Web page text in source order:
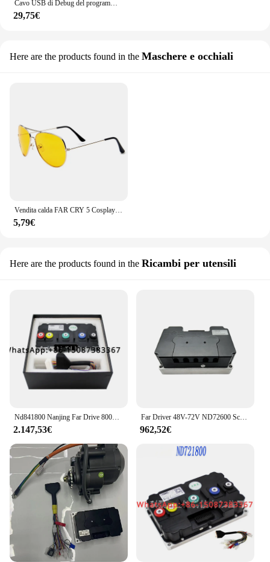
Cavo USB di Debug del programma del Driver lontano per il Controller del motore Fardriver
29,75€
Here are the products found in the Maschere e occhiali
Vendita calda FAR CRY 5 Cosplay Prop occhiali da sole gioco Joseph Seed Eyewear giallo Driver occhiali accessori
5,79€
Here are the products found in the Ricambi per utensili
Nd841800 Nanjing Far Drive 800A/1800 a84v Driver Controller motore ad alta potenza
2.147,53€
Far Driver 48V-72V ND72600 Scooter elettrico BLDC Controller Fardriver
962,52€